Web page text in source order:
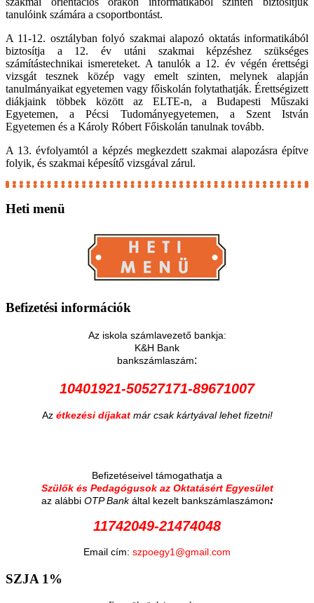
tanulóink számára a csoportbontást.
A 11-12. osztályban folyó szakmai alapozó oktatás informatikából
biztosítja a 12. év utáni szakmai képzéshez szükséges
számítástechnikai ismereteket. A tanulók a 12. év végén érettségi
vizsgát tesznek közép vagy emelt szinten, melynek alapján
tanulmányaikat egyetemen vagy főiskolán folytathatják. Érettségizett
diákjaink többek között az ELTE-n, a Budapesti Műszaki
Egyetemen, a Pécsi Tudományegyetemen, a Szent István
Egyetemen és a Károly Róbert Főiskolán tanulnak tovább.
A 13. évfolyamtól a képzés megkezdett szakmai alapozásra építve
folyik, és szakmai képesítő vizsgával zárul.
Heti menü
Befizetési információk
Az iskola számlavezető bankja:
K&H Bank
bankszámlaszám:
10401921-50527171-89671007
Az étkezési díjakat már csak kártyával lehet fizetni!
Befizetéseivel támogathatja a
Szülők és Pedagógusok az Oktatásért Egyesület
az alábbi OTP Bankáltal kezelt bankszámlaszámon:
11742049-21474048
Email cím: szpoegy1@gmail.com
SZJA 1%